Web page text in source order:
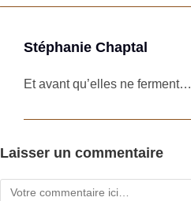
Stéphanie Chaptal
Et avant qu’elles ne ferment…
Laisser un commentaire